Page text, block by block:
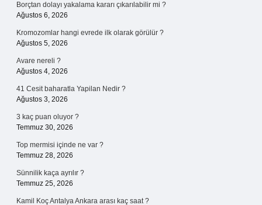
Borçtan dolayı yakalama kararı çıkarılabilir mi ?
Ağustos 6, 2026
Kromozomlar hangi evrede ilk olarak görülür ?
Ağustos 5, 2026
Avare nereli ?
Ağustos 4, 2026
41 Cesit baharatla Yapilan Nedir ?
Ağustos 3, 2026
3 kaç puan oluyor ?
Temmuz 30, 2026
Top mermisi içinde ne var ?
Temmuz 28, 2026
Sünnilik kaça ayrılır ?
Temmuz 25, 2026
Kamil Koç Antalya Ankara arası kaç saat ?